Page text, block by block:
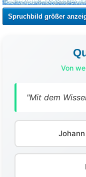
Spruchbild größer
Von
"Mit dem